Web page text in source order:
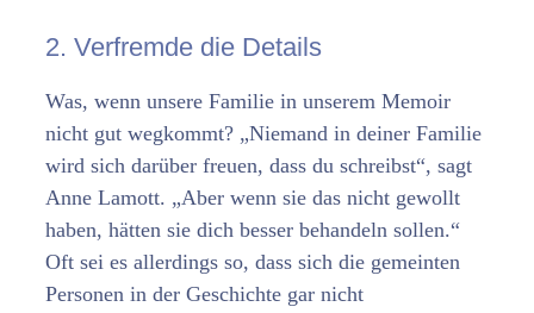
2. Verfremde die Details
Was, wenn unsere Familie in unserem Memoir
nicht gut wegkommt? „Niemand in deiner Familie
wird sich darüber freuen, dass du schreibst“, sagt
Anne Lamott. „Aber wenn sie das nicht gewollt
haben, hätten sie dich besser behandeln sollen.“
Oft sei es allerdings so, dass sich die gemeinten
Personen in der Geschichte gar nicht